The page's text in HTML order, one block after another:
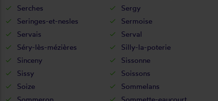
Serches
Sergy
Seringes-et-nesles
Sermoise
Servais
Serval
Séry-lès-mézières
Silly-la-poterie
Sinceny
Sissonne
Sissy
Soissons
Soize
Sommelans